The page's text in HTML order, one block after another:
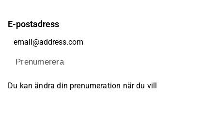
E-postadress
Prenumerera
Du kan ändra din prenumeration när du vill